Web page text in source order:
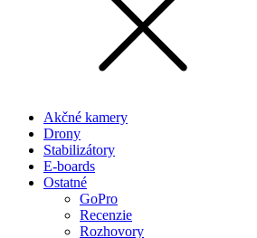
Akčné kamery
Drony
Stabilizátory
E-boards
Ostatné
GoPro
Recenzie
Rozhovory